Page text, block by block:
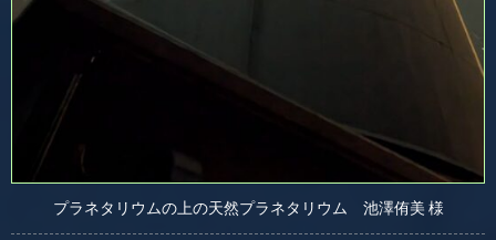
プラネタリウムの上の天然プラネタリウム 池澤侑美 様